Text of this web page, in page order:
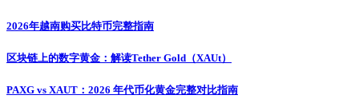
2026年越南购买比特币完整指南
区块链上的数字黄金：解读Tether Gold（XAUt）
PAXG vs XAUT：2026 年代币化黄金完整对比指南